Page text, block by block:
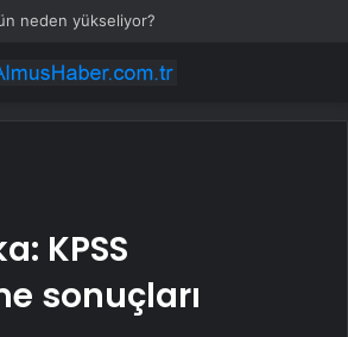
neden yükseliyor?
KPSS
sonuçları